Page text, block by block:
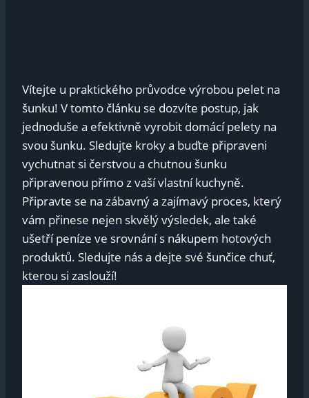
Vítejte u praktického průvodce výrobou pelet na
šunku! V tomto článku se dozvíte postup, jak
jednoduše a efektivně vyrobit domácí pelety na
svou šunku. Sledujte kroky a buďte připraveni
vychutnat si čerstvou a chutnou šunku
připravenou přímo z vaší vlastní kuchyně.
Připravte se na zábavný a zajímavý proces, který
vám přinese nejen skvělý výsledek, ale také
ušetří peníze ve srovnání s nákupem hotových
produktů. Sledujte nás a dejte své šunčice chuť,
kterou si zaslouží!